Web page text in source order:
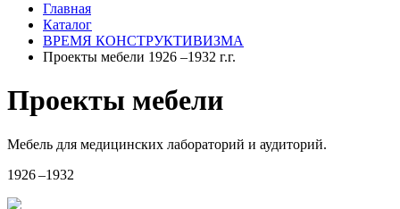
Главная
Каталог
ВРЕМЯ КОНСТРУКТИВИЗМА
Проекты мебели 1926 –1932 г.г.
Проекты мебели
Мебель для медицинских лабораторий и аудиторий.
1926 –1932